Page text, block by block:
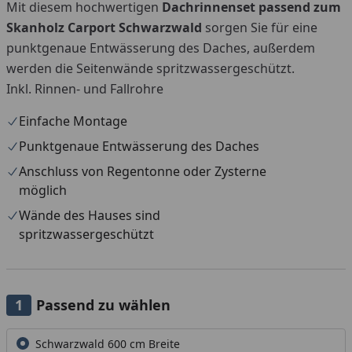
Mit diesem hochwertigen Dachrinnenset passend zum
Skanholz Carport Schwarzwald sorgen Sie für eine
punktgenaue Entwässerung des Daches, außerdem
werden die Seitenwände spritzwassergeschützt.
Inkl. Rinnen- und Fallrohre
Einfache Montage
Punktgenaue Entwässerung des Daches
Anschluss von Regentonne oder Zysterne
möglich
Wände des Hauses sind
spritzwassergeschützt
Passend zu wählen
Alle anzeigen (2)
Schwarzwald 600 cm Breite